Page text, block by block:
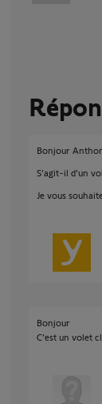
Bonjour
S’agit-il d’un
Je vous
Bonjour
C’est un volet